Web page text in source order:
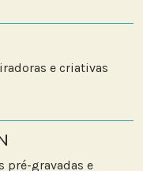
e criativas
pré-gravadas e